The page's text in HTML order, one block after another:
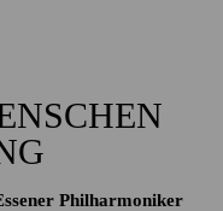
Philharmoniker